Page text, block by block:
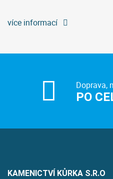
více informací
Doprava,
PO
KAMENICTVÍ KŮRKA S.R.O